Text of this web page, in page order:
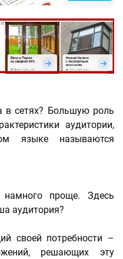
в сетях? Большую роль
аудитории,
языке называются
проще. Здесь
аудитория?
своей потребности –
решающих эту